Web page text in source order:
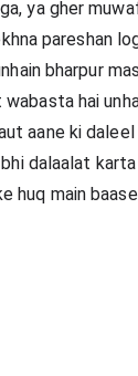
ya gher
pareshan
bharpur
hai
aane ki
dalaalat karta
huq main